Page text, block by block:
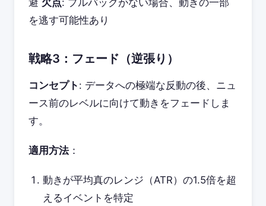
避 欠点: プルバックがない場合、動きの一部
を逃す可能性あり
戦略3：フェード（逆張り）
コンセプト : データへの極端な反動の後、ニュ
ース前のレベルに向けて動きをフェードしま
す。
適用方法：
動きが平均真のレンジ（ATR）の1.5倍を超
えるイベントを特定